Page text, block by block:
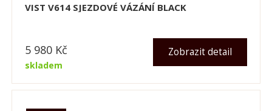
VIST V614 SJEZDOVÉ VÁZÁNÍ BLACK
skladem
Zobrazit detail
5 980 Kč